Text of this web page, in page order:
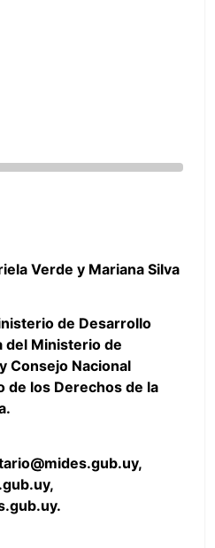
Verde y Mariana Silva
de Desarrollo
del Ministerio de
Consejo Nacional
de los Derechos de la